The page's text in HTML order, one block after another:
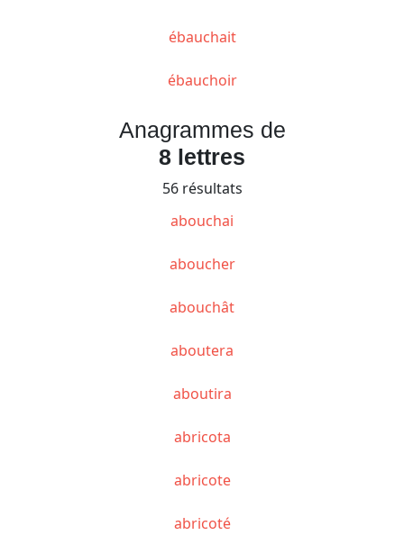
ébauchait
ébauchoir
Anagrammes de
8 lettres
56 résultats
abouchai
aboucher
abouchât
aboutera
aboutira
abricota
abricote
abricoté